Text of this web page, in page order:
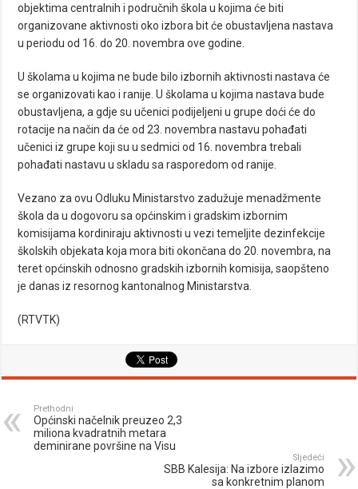
objektima centralnih i područnih škola u kojima će biti
organizovane aktivnosti oko izbora bit će obustavljena nastava
u periodu od 16. do 20. novembra ove godine.
U školama u kojima ne bude bilo izbornih aktivnosti nastava će
se organizovati kao i ranije. U školama u kojima nastava bude
obustavljena, a gdje su učenici podijeljeni u grupe doći će do
rotacije na način da će od 23. novembra nastavu pohađati
učenici iz grupe koji su u sedmici od 16. novembra trebali
pohađati nastavu u skladu sa rasporedom od ranije.
Vezano za ovu Odluku Ministarstvo zadužuje menadžmente
škola da u dogovoru sa općinskim i gradskim izbornim
komisijama kordiniraju aktivnosti u vezi temeljite dezinfekcije
školskih objekata koja mora biti okončana do 20. novembra, na
teret općinskih odnosno gradskih izbornih komisija, saopšteno
je danas iz resornog kantonalnog Ministarstva.
(RTVTK)
Prethodni
Općinski načelnik preuzeo 2,3
miliona kvadratnih metara
deminirane površine na Visu
Sljedeći
SBB Kalesija: Na izbore izlazimo
sa konkretnim planom